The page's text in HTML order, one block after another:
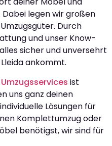
legen wir großen
Durch
und unser Know-
sicher und unversehrt
ankommt.
Umzugsservices ist
uns ganz deinen
Lösungen für
Komplettumzug oder
benötigst, wir sind für